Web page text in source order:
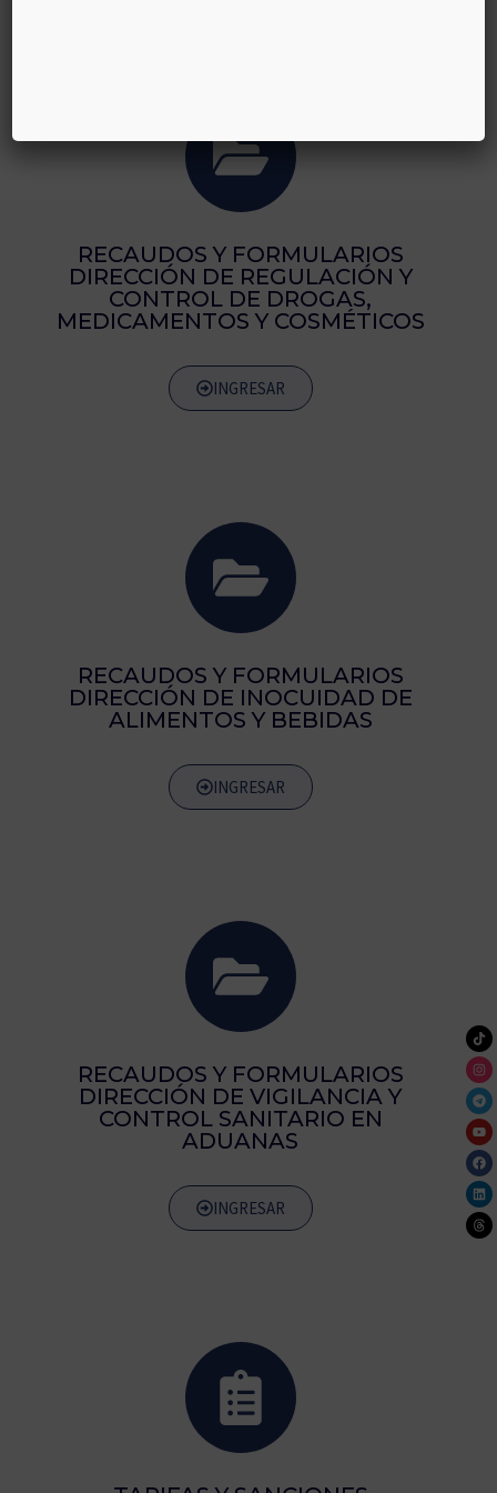
RECAUDOS Y FORMULARIOS
DIRECCIÓN DE REGULACIÓN Y
CONTROL DE DROGAS,
MEDICAMENTOS Y COSMÉTICOS
INGRESAR
RECAUDOS Y FORMULARIOS
DIRECCIÓN DE INOCUIDAD DE
ALIMENTOS Y BEBIDAS
INGRESAR
RECAUDOS Y FORMULARIOS
DIRECCIÓN DE VIGILANCIA Y
CONTROL SANITARIO EN
ADUANAS
INGRESAR